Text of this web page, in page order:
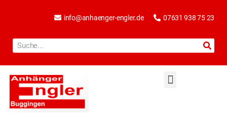
info@anhaenger-engler.de 07631 938 75 23